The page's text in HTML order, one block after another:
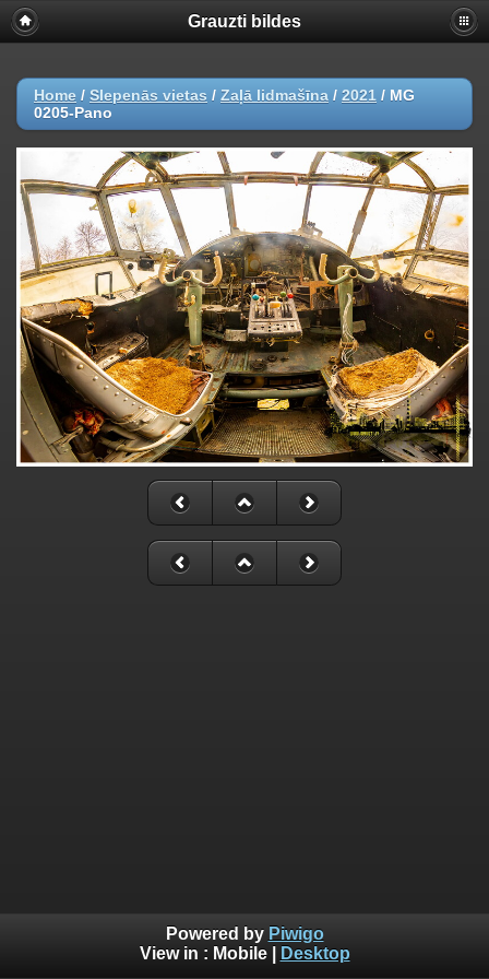
Grauzti bildes
Home / Slepenās vietas / Zaļā lidmašīna / 2021 / MG
0205-Pano
Powered by Piwigo
View in : Mobile| Desktop